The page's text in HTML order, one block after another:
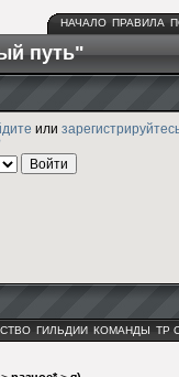
НАЧАЛО ПРАВИЛА
путь"
или
ГИЛЬДИИ КОМАНДЫ ТР